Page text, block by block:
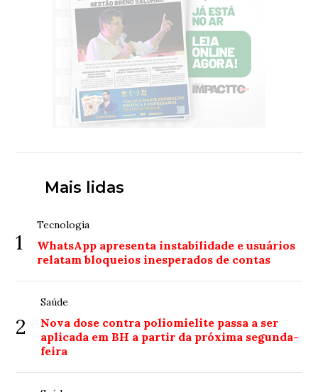
Mais lidas
1
Tecnologia
WhatsApp apresenta instabilidade e usuários
relatam bloqueios inesperados de contas
2
Saúde
Nova dose contra poliomielite passa a ser
aplicada em BH a partir da próxima segunda-
feira